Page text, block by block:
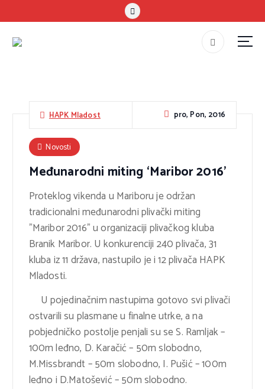
k
HAPK Mladost pro, Pon, 2016
Novosti
Međunarodni miting ‘Maribor 2016’
Proteklog vikenda u Mariboru je održan
tradicionalni međunarodni plivački miting
”Maribor 2016” u organizaciji plivačkog kluba
Branik Maribor. U konkurenciji 240 plivača, 31
kluba iz 11 država, nastupilo je i 12 plivača HAPK
Mladosti.
U pojedinačnim nastupima gotovo svi plivači
ostvarili su plasmane u finalne utrke, a na
pobjedničko postolje penjali su se S. Ramljak –
100m leđno, D. Karačić – 50m slobodno,
M.Missbrandt – 50m slobodno, I. Pušić – 100m
leđno i D.Matošević – 50m slobodno.